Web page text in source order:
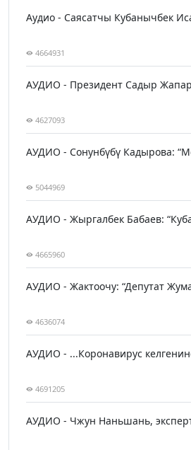
Аудио - Саясатчы Кубанычбек
4664931
АУДИО - Президент Садыр
4627093
АУДИО - Сонунбүбү Кадырова:
5044969
АУДИО - Жыргалбек Бабаев:
4665960
АУДИО - Жактоочу: “Депутат
4636074
АУДИО - ...Коронавирус
4691205
АУДИО - Чжун Наньшань,